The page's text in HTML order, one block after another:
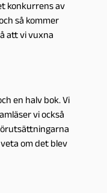
konkurrens av
så kommer
att vi vuxna
en halv bok. Vi
vi också
om det blev